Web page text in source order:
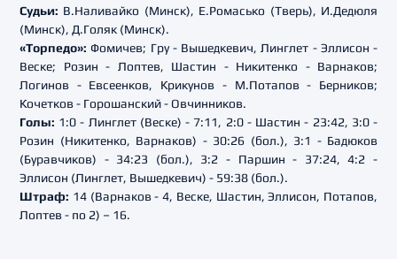
Судьи: В.Наливайко (Минск), Е.Ромасько (Тверь), И.Дедюля
(Минск), Д.Голяк (Минск).
«Торпедо»: Фомичев; Гру - Вышедкевич, Линглет - Эллисон -
Веске; Розин - Лоптев, Шастин - Никитенко - Варнаков;
Логинов - Евсеенков, Крикунов - М.Потапов - Берников;
Кочетков - Горошанский - Овчинников.
Голы: 1:0 - Линглет (Веске) - 7:11, 2:0 - Шастин - 23:42, 3:0 -
Розин (Никитенко, Варнаков) - 30:26 (бол.), 3:1 - Бадюков
(Буравчиков) - 34:23 (бол.), 3:2 - Паршин - 37:24, 4:2 -
Эллисон (Линглет, Вышедкевич) - 59:38 (бол.).
Штраф: 14 (Варнаков - 4, Веске, Шастин, Эллисон, Потапов,
Лоптев - по 2) – 16.